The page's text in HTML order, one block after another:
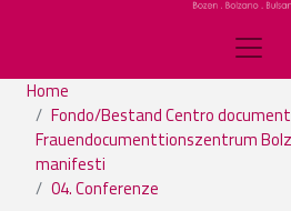
Home
Fondo/Bestand Centro
Frauendocumenttionszentrum
manifesti
04. Conferenze